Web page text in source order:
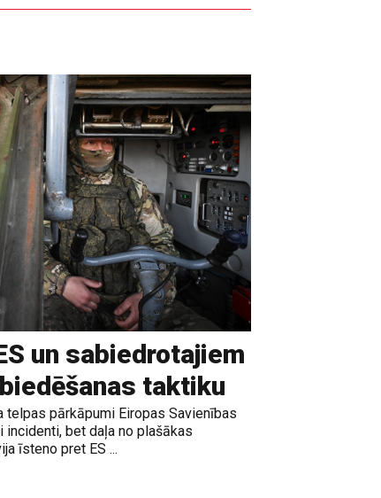
un sabiedrotajiem
taktiku
pārkāpumi Eiropas Savienības
bet daļa no plašākas
īsteno pret ES ...